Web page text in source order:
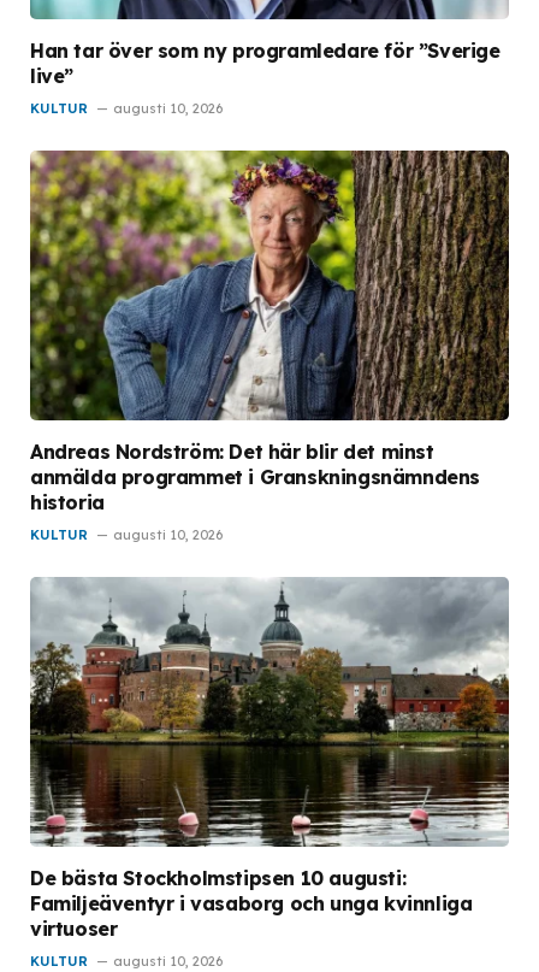
Han tar över som ny programledare för ”Sverige
live”
KULTUR augusti 10, 2026
Andreas Nordström: Det här blir det minst
anmälda programmet i Granskningsnämndens
historia
KULTUR augusti 10, 2026
De bästa Stockholmstipsen 10 augusti:
Familjeäventyr i vasaborg och unga kvinnliga
virtuoser
KULTUR augusti 10, 2026